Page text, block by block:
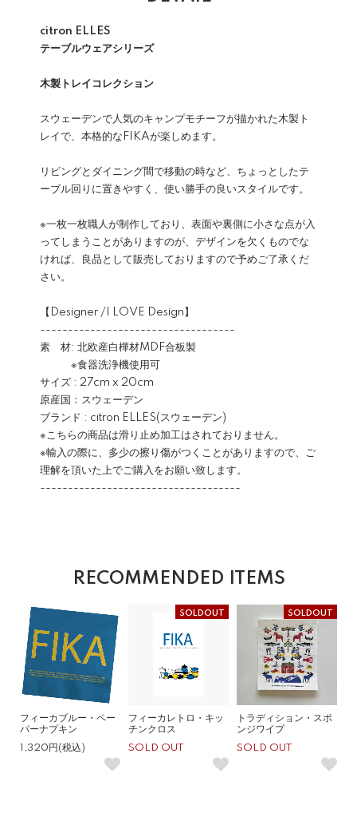
citron ELLES
テーブルウェアシリーズ
木製トレイコレクション
スウェーデンで人気のキャンプモチーフが描かれた木製ト
レイで、本格的なFIKAが楽しめます。
リビングとダイニング間で移動の時など、ちょっとしたテ
ーブル回りに置きやすく、使い勝手の良いスタイルです。
※一枚一枚職人が制作しており、表面や裏側に小さな点が入
ってしまうことがありますのが、デザインを欠くものでな
ければ、良品として販売しておりますので予めご了承くだ
さい。
【Designer /I LOVE Design】
-----------------------------------
素 材: 北欧産白樺材MDF合板製
※食器洗浄機使用可
サイズ : 27cm x 20cm
原産国：スウェーデン
ブランド : citron ELLES(スウェーデン)
※こちらの商品は滑り止め加工はされておりません。
※輸入の際に、多少の擦り傷がつくことがありますので、ご
理解を頂いた上でご購入をお願い致します。
------------------------------------
RECOMMENDED ITEMS
フィーカブルー・ペー
パーナプキン
1,320円(税込)
SOLDOUT
フィーカレトロ・キッ
チンクロス
SOLD OUT
SOLDOUT
トラディション・スポ
ンジワイプ
SOLD OUT